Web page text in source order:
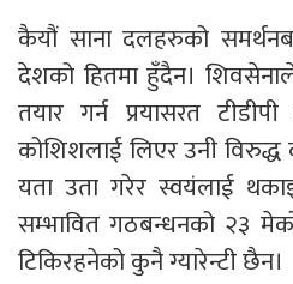
कैयौं साना दलहरुको
देशको हितमा हुँदैन।
तयार गर्न प्रयासरत
कोशिशलाई लिएर उनी विरुद्ध
यता उता गरेर स्वयंलाई
सम्भावित गठबन्धनको २३
टिकिरहनेको कुनै ग्यारेन्टी छैन।